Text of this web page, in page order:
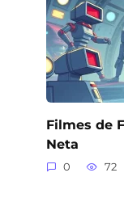
Filmes de
Neta
0 72